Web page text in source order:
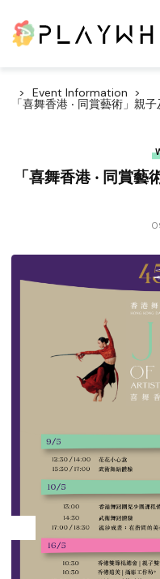
Event Information
「喜舞香港 ‧ 同賞藝術」親
「喜舞香港 ‧ 同賞